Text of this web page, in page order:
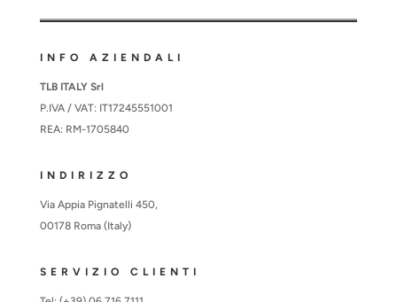
INFO AZIENDALI
TLB ITALY Srl
P.IVA / VAT: IT17245551001
REA: RM-1705840
INDIRIZZO
Via Appia Pignatelli 450,
00178 Roma (Italy)
SERVIZIO CLIENTI